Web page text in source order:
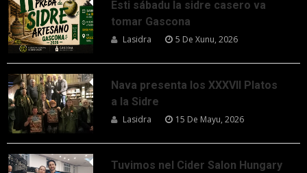
Esti sábadu la sidre casero va
tomar Gascona
Lasidra 5 De Xunu, 2026
Nava presenta los XXXVII Platos
a la Sidre
Lasidra 15 De Mayu, 2026
Tuvimos nel Cider Salon Hungary